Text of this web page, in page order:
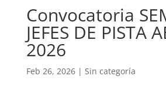
Convocatoria
JEFES DE PISTA
2026
Feb 26, 2026| Sin categoría